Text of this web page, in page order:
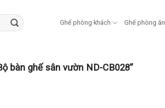
Ghế phòng khách Ghế phòng ăn
bàn ghế sân vườn ND-CB028”